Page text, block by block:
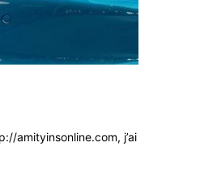
amityinsonline.com, j’ai